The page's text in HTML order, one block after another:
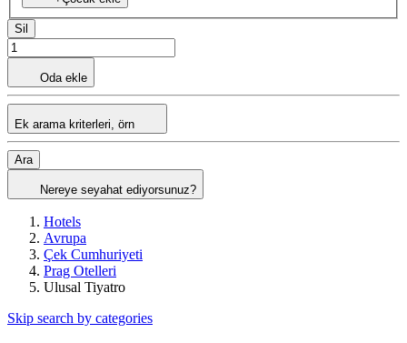
Sil
Oda ekle
Ek arama kriterleri, örn
Ara
Nereye seyahat ediyorsunuz?
Hotels
Avrupa
Çek Cumhuriyeti
Prag Otelleri
Ulusal Tiyatro
Skip search by categories